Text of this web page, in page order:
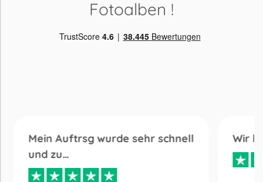
Fotoalben !
Mein Auftrsg wurde sehr schnell
und zu…
Wir